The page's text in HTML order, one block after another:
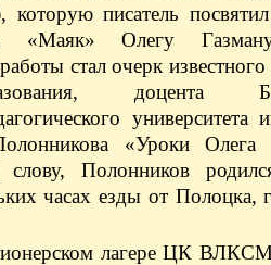
писатель
«Маяк» Олегу
стал очерк
доцента
«Уроки Олега
Полонников
часах езды от Полоцка,
лагере ЦК